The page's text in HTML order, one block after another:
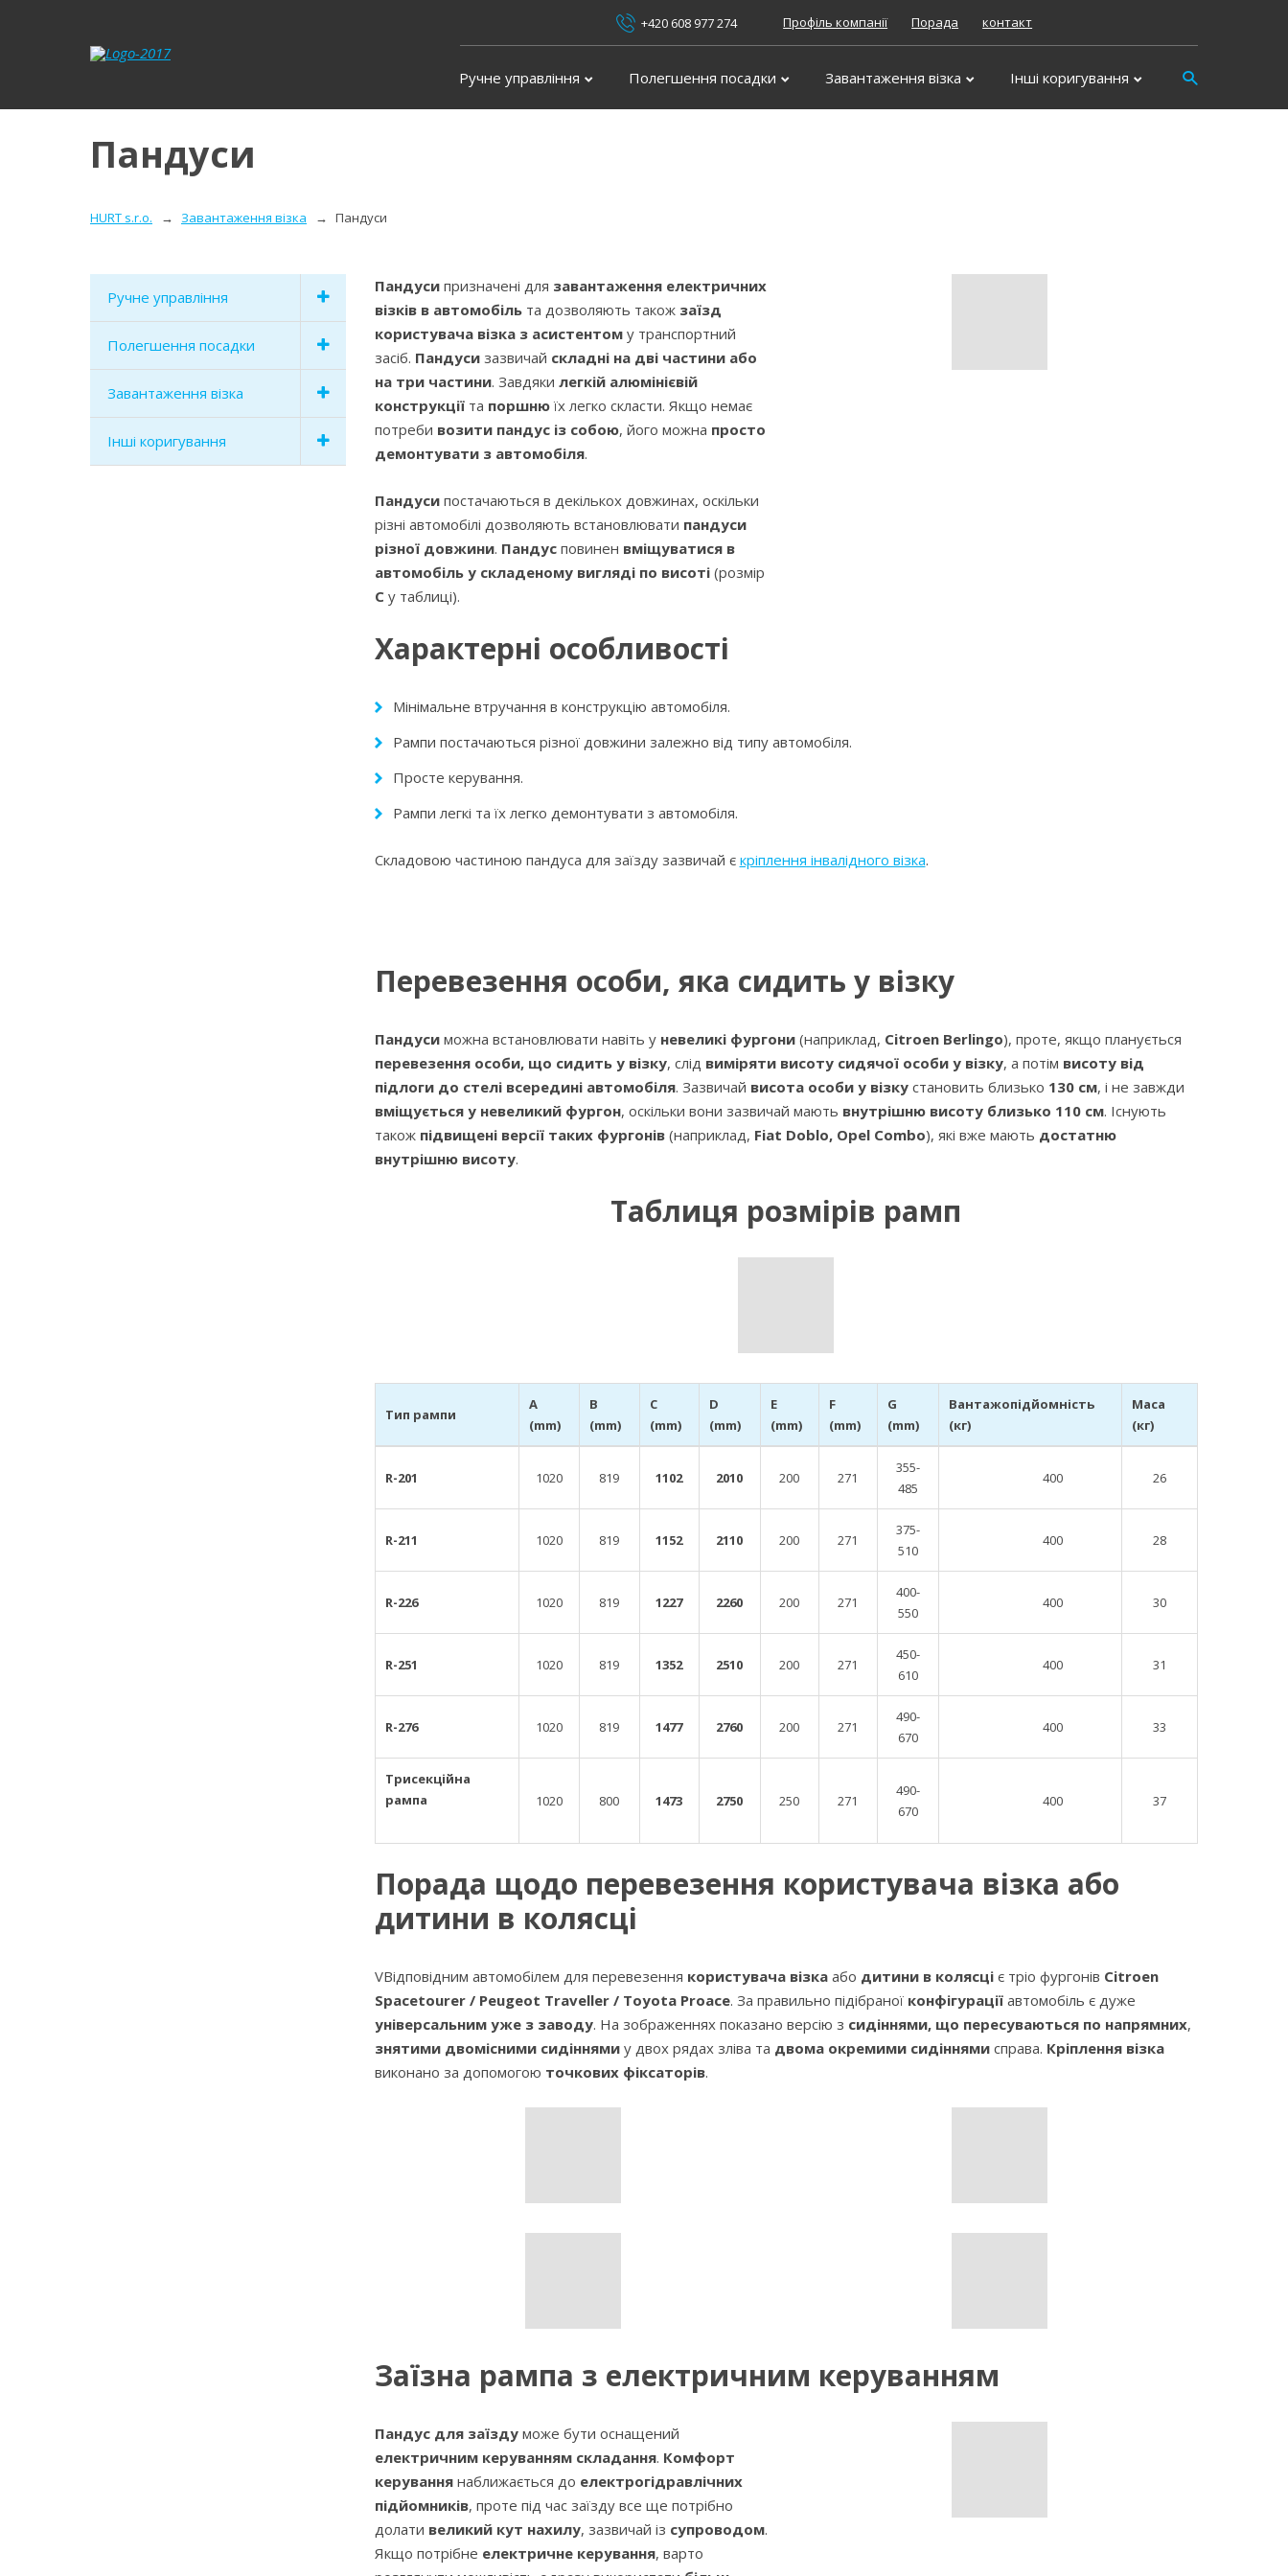
+420 608 977 274 Профіль компанії Порада контакт
Ручне управління Полегшення посадки Завантаження візка Інші коригування
Пандуси
HURT s.r.o. Завантаження візка Пандуси
Ручне управління
Полегшення посадки
Завантаження візка
Інші коригування
Пандусипризначені для завантаження електричних
візків в автомобільта дозволяють також заїзд
користувача візка з асистентому транспортний
засіб. Пандусизазвичай складні на дві частини або
на три частини. Завдяки легкій алюмінієвій
конструкціїта поршнюїх легко скласти. Якщо немає
потреби возити пандус із собою, його можна просто
демонтувати з автомобіля.
Пандусипостачаються в декількох довжинах, оскільки
різні автомобілі дозволяють встановлювати пандуси
різної довжини. Пандусповинен вміщуватися в
автомобіль у складеному вигляді по висоті(розмір
Cу таблиці).
Характерні особливості
Мінімальне втручання в конструкцію автомобіля.
Рампи постачаються різної довжини залежно від типу автомобіля.
Просте керування.
Рампи легкі та їх легко демонтувати з автомобіля.
Складовою частиною пандуса для заїзду зазвичай є кріплення інвалідного візка.
Перевезення особи, яка сидить у візку
Пандусиможна встановлювати навіть у невеликі фургони(наприклад, Citroen Berlingo), проте, якщо планується
перевезення особи, що сидить у візку, слід виміряти висоту сидячої особи у візку, а потім висоту від
підлоги до стелі всередині автомобіля. Зазвичай висота особи у візкустановить близько 130 см, і не завжди
вміщується у невеликий фургон, оскільки вони зазвичай мають внутрішню висоту близько 110 см. Існують
також підвищені версії таких фургонів(наприклад, Fiat Doblo, Opel Combo), які вже мають достатню
внутрішню висоту.
Таблиця розмірів рамп
Тип рампи
A
(mm)
B
(mm)
C
(mm)
D
(mm)
E
(mm)
F
(mm)
G
(mm)
Вантажопідйомність
(кг)
Маса
(кг)
R-201 1020 819 1102 2010 200 271
355-
485
400 26
R-211 1020 819 1152 2110 200 271
375-
510
400 28
R-226 1020 819 1227 2260 200 271
400-
550
400 30
R-251 1020 819 1352 2510 200 271
450-
610
400 31
R-276 1020 819 1477 2760 200 271
490-
670
400 33
Трисекційна
рампа
1020 800 1473 2750 250 271
490-
670
400 37
Порада щодо перевезення користувача візка або
дитини в колясці
VВідповідним автомобілем для перевезення користувача візкаабо дитини в колясціє тріо фургонів Citroen
Spacetourer / Peugeot Traveller / Toyota Proace. За правильно підібраної конфігураціїавтомобіль є дуже
універсальним уже з заводу. На зображеннях показано версію з сидіннями, що пересуваються по напрямних,
знятими двомісними сидіннямиу двох рядах зліва та двома окремими сидіннямисправа. Кріплення візка
виконано за допомогою точкових фіксаторів.
Заїзна рампа з електричним керуванням
Пандус для заїздуможе бути оснащений
електричним керуванням складання. Комфорт
керуваннянаближається до електрогідравлічних
підйомників, проте під час заїзду все ще потрібно
долати великий кут нахилу, зазвичай із супроводом.
Якщо потрібне електричне керування, варто